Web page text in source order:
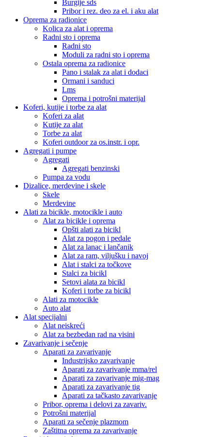
Burgije sds
Pribor i rez. deo za el. i aku alat
Oprema za radionice
Kolica za alat i oprema
Radni sto i oprema
Radni sto
Moduli za radni sto i oprema
Ostala oprema za radionice
Pano i stalak za alat i dodaci
Ormani i sanduci
Lms
Oprema i potrošni materijal
Koferi, kutije i torbe za alat
Koferi za alat
Kutije za alat
Torbe za alat
Koferi outdoor za os.instr. i opr.
Agregati i pumpe
Agregati
Agregati benzinski
Pumpa za vodu
Dizalice, merdevine i skele
Skele
Merdevine
Alati za bicikle, motocikle i auto
Alat za bicikle i oprema
Opšti alati za bicikl
Alat za pogon i pedale
Alat za lanac i lančanik
Alat za ram, viljušku i navoj
Alat i stalci za točkove
Stalci za bicikl
Setovi alata za bicikl
Koferi i torbe za bicikl
Alati za motocikle
Auto alat
Alat specijalni
Alat neiskreći
Alat za bezbedan rad na visini
Zavarivanje i sečenje
Aparati za zavarivanje
Industrijsko zavarivanje
Aparati za zavarivanje mma/rel
Aparati za zavarivanje mig-mag
Aparati za zavarivanje tig
Aparati za tačkasto zavarivanje
Pribor, oprema i delovi za zavariv.
Potrošni materijal
Aparati za sečenje plazmom
Zaštitna oprema za zavarivanje